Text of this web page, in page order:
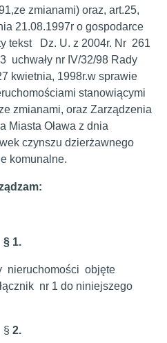
zmianami) oraz, art.25,
21.08.1997r o gospodarce
tekst Dz. U. z 2004r. Nr 261
uchwały nr IV/32/98 Rady
kwietnia, 1998r.w sprawie
stanowiącymi
zmianami, oraz Zarządzenia
Miasta Oława z dnia
czynszu dzierżawnego
komunalne.
§ 1.
nieruchomości objęte
nr 1 do niniejszego
§ 2.